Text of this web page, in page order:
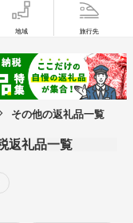
地域 旅行先
その他の返礼品一覧
返礼品一覧